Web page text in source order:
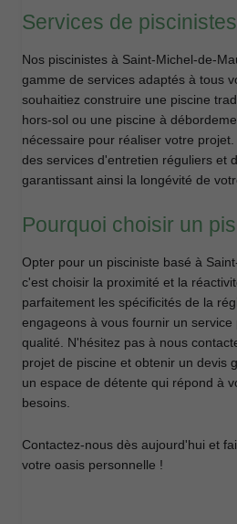
Services de piscinistes
Nos piscinistes à Saint-Michel-de-
gamme de services adaptés à tous
souhaitiez construire une piscine
hors-sol ou une piscine à
nécessaire pour réaliser votre
des services d'entretien réguliers et
garantissant ainsi la longévité de
Pourquoi choisir un
Opter pour un pisciniste basé à
c'est choisir la proximité et la
parfaitement les spécificités de la
engageons à vous fournir un service
qualité. N'hésitez pas à nous
projet de piscine et obtenir un devis
un espace de détente qui répond à
besoins.
Contactez-nous dès aujourd'hui et
votre oasis personnelle !